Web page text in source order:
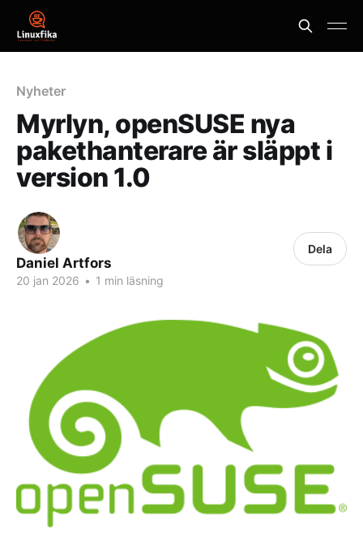
Nyheter
Myrlyn, openSUSE nya
pakethanterare är släppt i
version 1.0
Daniel Artfors
20 jan 2026 • 1 min läsning
Dela